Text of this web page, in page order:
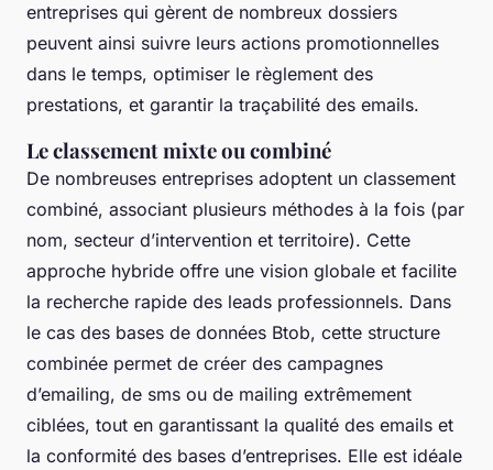
entreprises qui gèrent de nombreux dossiers
peuvent ainsi suivre leurs actions promotionnelles
dans le temps, optimiser le règlement des
prestations, et garantir la traçabilité des emails.
Le classement mixte ou combiné
De nombreuses entreprises adoptent un classement
combiné, associant plusieurs méthodes à la fois (par
nom, secteur d’intervention et territoire). Cette
approche hybride offre une vision globale et facilite
la recherche rapide des leads professionnels. Dans
le cas des bases de données Btob, cette structure
combinée permet de créer des campagnes
d’emailing, de sms ou de mailing extrêmement
ciblées, tout en garantissant la qualité des emails et
la conformité des bases d’entreprises. Elle est idéale